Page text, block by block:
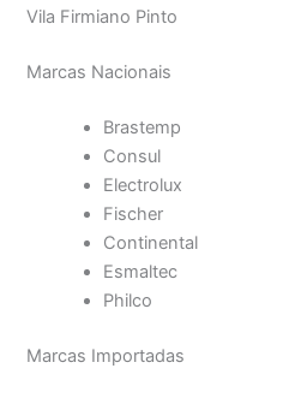
Vila Firmiano Pinto
Marcas Nacionais
Brastemp
Consul
Electrolux
Fischer
Continental
Esmaltec
Philco
Marcas Importadas